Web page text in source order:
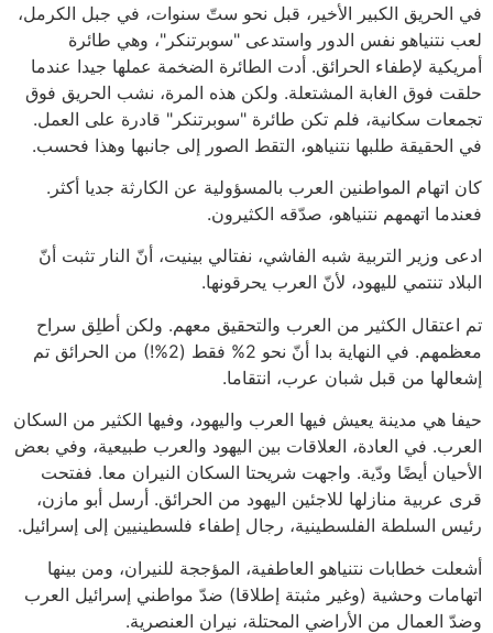
في الحريق الكبير الأخير، قبل نحو ستّ سنوات، في جبل الكرمل،
لعب نتنياهو نفس الدور واستدعى "سوبرتنكر"، وهي طائرة
أمريكية لإطفاء الحرائق. أدت الطائرة الضخمة عملها جيدا عندما
حلقت فوق الغابة المشتعلة. ولكن هذه المرة، نشب الحريق فوق
تجمعات سكانية، فلم تكن طائرة "سوبرتنكر" قادرة على العمل.
في الحقيقة طلبها نتنياهو، التقط الصور إلى جانبها وهذا فحسب.
كان اتهام المواطنين العرب بالمسؤولية عن الكارثة جديا أكثر.
فعندما اتهمهم نتنياهو، صدّقه الكثيرون.
ادعى وزير التربية شبه الفاشي، نفتالي بينيت، أنّ النار تثبت أنّ
البلاد تنتمي لليهود، لأنّ العرب يحرقونها.
تم اعتقال الكثير من العرب والتحقيق معهم. ولكن أطلِق سراح
معظمهم. في النهاية بدا أنّ نحو 2% فقط (2%!) من الحرائق تم
إشعالها من قبل شبان عرب، انتقاما.
حيفا هي مدينة يعيش فيها العرب واليهود، وفيها الكثير من السكان
العرب. في العادة، العلاقات بين اليهود والعرب طبيعية، وفي بعض
الأحيان أيضًا ودّية. واجهت شريحتا السكان النيران معا. ففتحت
قرى عربية منازلها للاجئين اليهود من الحرائق. أرسل أبو مازن،
رئيس السلطة الفلسطينية، رجال إطفاء فلسطينيين إلى إسرائيل.
أشعلت خطابات نتنياهو العاطفية، المؤججة للنيران، ومن بينها
اتهامات وحشية (وغير مثبتة إطلاقا) ضدّ مواطني إسرائيل العرب
وضدّ العمال من الأراضي المحتلة، نيران العنصرية.